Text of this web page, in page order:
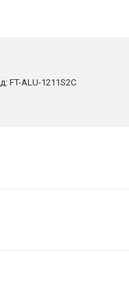
FT-ALU-1211S2C